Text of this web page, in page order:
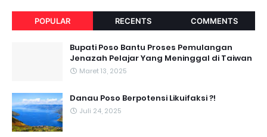
POPULAR RECENTS COMMENTS
Bupati Poso Bantu Proses Pemulangan
Jenazah Pelajar Yang Meninggal di Taiwan
Maret 13, 2025
Danau Poso Berpotensi Likuifaksi ?!
Juli 24, 2025